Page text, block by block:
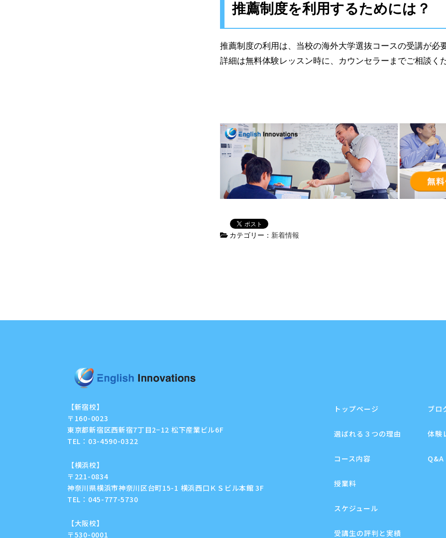
推薦制度を利用するためには？
推薦制度の利用は、当校の海外大学選抜コースの受講が必
詳細は無料体験レッスン時に、カウンセラーまでご相談く
カテゴリー： 新着情報
【新宿校】
〒160-0023
東京都新宿区西新宿7丁目2−12 松下産業ビル6F
TEL： 03-4590-0322
【横浜校】
〒221-0834
神奈川県横浜市神奈川区台町15-1 横浜西口ＫＳビル本館 3F
TEL： 045-777-5730
【大阪校】
〒530-0001
トップページ
選ばれる３つの理由
コース内容
授業料
スケジュール
受講生の評判と実績
ブロ
体験
Q&A